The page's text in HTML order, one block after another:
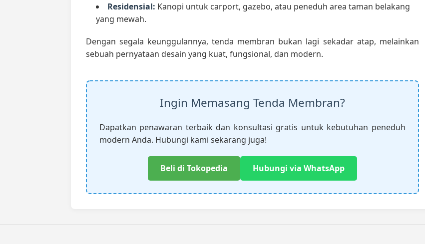
Residensial: Kanopi untuk carport, gazebo, atau peneduh area taman belakang
yang mewah.
Dengan segala keunggulannya, tenda membran bukan lagi sekadar atap, melainkan
sebuah pernyataan desain yang kuat, fungsional, dan modern.
Ingin Memasang Tenda Membran?
Dapatkan penawaran terbaik dan konsultasi gratis untuk kebutuhan peneduh
modern Anda. Hubungi kami sekarang juga!
Beli di Tokopedia Hubungi via WhatsApp